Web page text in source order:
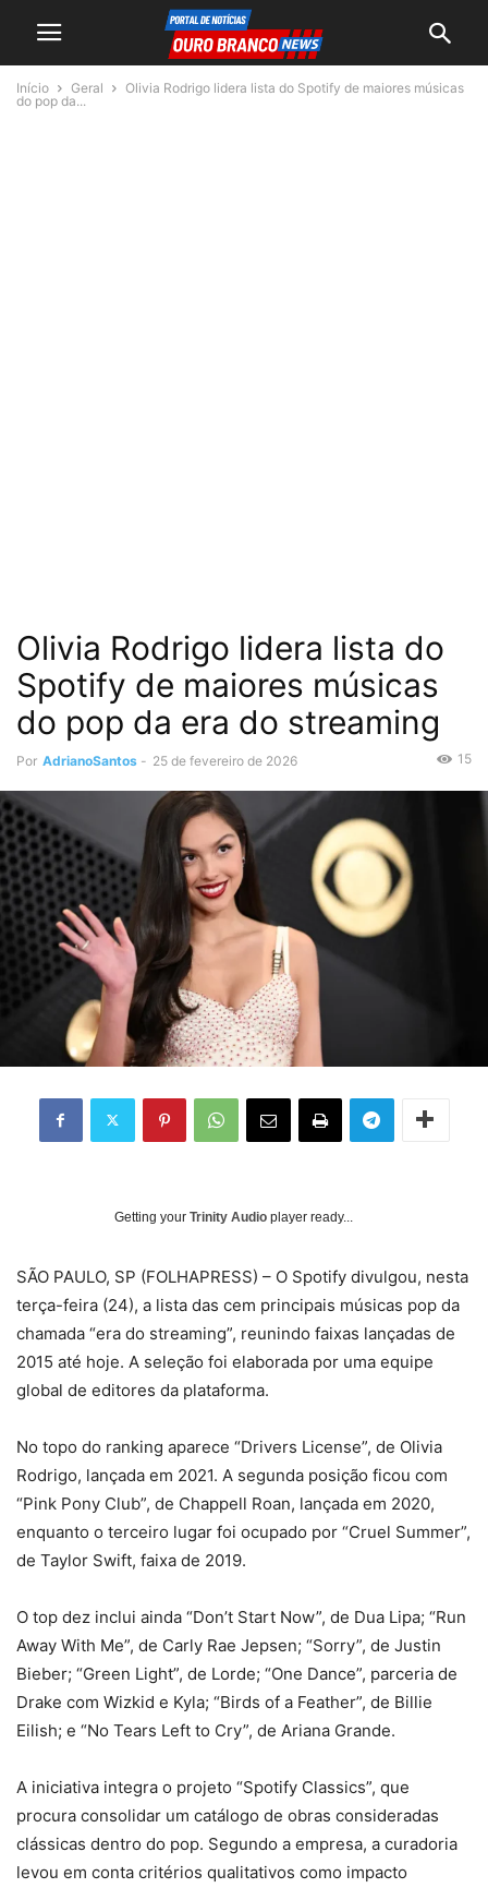
Início Geral
Olivia Rodrigo lidera lista do Spotify de maiores músicas
do pop da...
Olivia Rodrigo lidera lista do
Spotify de maiores músicas
do pop da era do streaming
Por AdrianoSantos - 25 de fevereiro de 2026 15
Getting your Trinity Audio player ready...
SÃO PAULO, SP (FOLHAPRESS) – O Spotify divulgou, nesta
terça-feira (24), a lista das cem principais músicas pop da
chamada “era do streaming”, reunindo faixas lançadas de
2015 até hoje. A seleção foi elaborada por uma equipe
global de editores da plataforma.
No topo do ranking aparece “Drivers License”, de Olivia
Rodrigo, lançada em 2021. A segunda posição ficou com
“Pink Pony Club”, de Chappell Roan, lançada em 2020,
enquanto o terceiro lugar foi ocupado por “Cruel Summer”,
de Taylor Swift, faixa de 2019.
O top dez inclui ainda “Don’t Start Now”, de Dua Lipa; “Run
Away With Me”, de Carly Rae Jepsen; “Sorry”, de Justin
Bieber; “Green Light”, de Lorde; “One Dance”, parceria de
Drake com Wizkid e Kyla; “Birds of a Feather”, de Billie
Eilish; e “No Tears Left to Cry”, de Ariana Grande.
A iniciativa integra o projeto “Spotify Classics”, que
procura consolidar um catálogo de obras consideradas
clássicas dentro do pop. Segundo a empresa, a curadoria
levou em conta critérios qualitativos como impacto